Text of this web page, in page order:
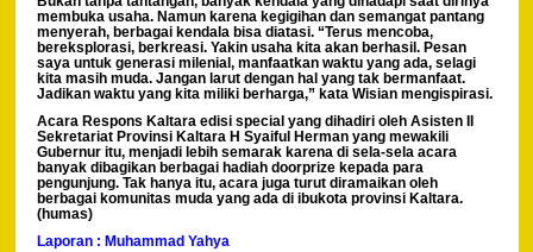
membuka usaha. Namun karena kegigihan dan semangat pantang
menyerah, berbagai kendala bisa diatasi. “Terus mencoba,
bereksplorasi, berkreasi. Yakin usaha kita akan berhasil. Pesan
saya untuk generasi milenial, manfaatkan waktu yang ada, selagi
kita masih muda. Jangan larut dengan hal yang tak bermanfaat.
Jadikan waktu yang kita miliki berharga,” kata Wisian mengispirasi.
Acara Respons Kaltara edisi special yang dihadiri oleh Asisten II
Sekretariat Provinsi Kaltara H Syaiful Herman yang mewakili
Gubernur itu, menjadi lebih semarak karena di sela-sela acara
banyak dibagikan berbagai hadiah doorprize kepada para
pengunjung. Tak hanya itu, acara juga turut diramaikan oleh
berbagai komunitas muda yang ada di ibukota provinsi Kaltara.
(humas)
Laporan : Muhammad Yahya